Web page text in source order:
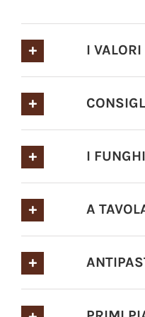
I
I
A